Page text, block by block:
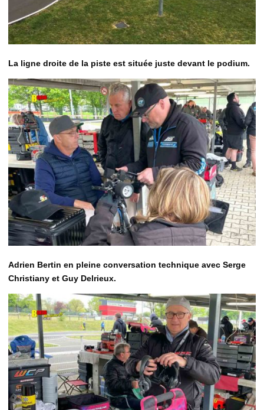
La ligne droite de la piste est située juste devant le podium.
Adrien Bertin en pleine conversation technique avec Serge
Christiany et Guy Delrieux.